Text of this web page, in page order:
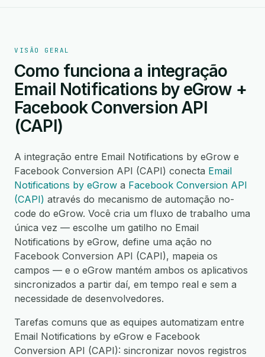
VISÃO GERAL
Como funciona a integração
Email Notifications by eGrow +
Facebook Conversion API
(CAPI)
A integração entre Email Notifications by eGrow e
Facebook Conversion API (CAPI) conecta Email
Notifications by eGrow a Facebook Conversion API
(CAPI) através do mecanismo de automação no-
code do eGrow. Você cria um fluxo de trabalho uma
única vez — escolhe um gatilho no Email
Notifications by eGrow, define uma ação no
Facebook Conversion API (CAPI), mapeia os
campos — e o eGrow mantém ambos os aplicativos
sincronizados a partir daí, em tempo real e sem a
necessidade de desenvolvedores.
Tarefas comuns que as equipes automatizam entre
Email Notifications by eGrow e Facebook
Conversion API (CAPI): sincronizar novos registros